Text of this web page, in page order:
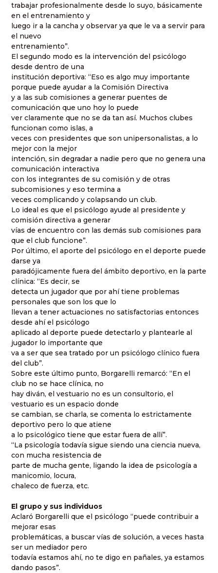
trabajar profesionalmente desde lo suyo, básicamente
en el entrenamiento y
luego ir a la cancha y observar ya que le va a servir para
el nuevo
entrenamiento”.
El segundo modo es la intervención del psicólogo
desde dentro de una
institución deportiva: “Eso es algo muy importante
porque puede ayudar a la Comisión Directiva
y a las sub comisiones a generar puentes de
comunicación que uno hoy lo puede
ver claramente que no se da tan así. Muchos clubes
funcionan como islas, a
veces con presidentes que son unipersonalistas, a lo
mejor con la mejor
intención, sin degradar a nadie pero que no genera una
comunicación interactiva
con los integrantes de su comisión y de otras
subcomisiones y eso termina a
veces complicando y colapsando un club.
Lo ideal es que el psicólogo ayude al presidente y
comisión directiva a generar
vías de encuentro con las demás sub comisiones para
que el club funcione”.
Por último, el aporte del psicólogo en el deporte puede
darse ya
paradójicamente fuera del ámbito deportivo, en la parte
clínica: “Es decir, se
detecta un jugador que por ahí tiene problemas
personales que son los que lo
llevan a tener actuaciones no satisfactorias entonces
desde ahí el psicólogo
aplicado al deporte puede detectarlo y plantearle al
jugador lo importante que
va a ser que sea tratado por un psicólogo clínico fuera
del club”.
Sobre este último punto, Borgarelli remarcó: “En el
club no se hace clínica, no
hay diván, el vestuario no es un consultorio, el
vestuario es un espacio donde
se cambian, se charla, se comenta lo estrictamente
deportivo pero lo que atiene
a lo psicológico tiene que estar fuera de allí”.
“La psicología todavía sigue siendo una ciencia nueva,
con mucha resistencia de
parte de mucha gente, ligando la idea de psicología a
manicomio, locura,
chaleco de fuerza, etc.
El grupo y sus individuos
Aclaró Borgarelli que el psicólogo “puede contribuir a
mejorar esas
problemáticas, a buscar vías de solución, a veces hasta
ser un mediador pero
todavía estamos ahí, no te digo en pañales, ya estamos
dando pasos”.